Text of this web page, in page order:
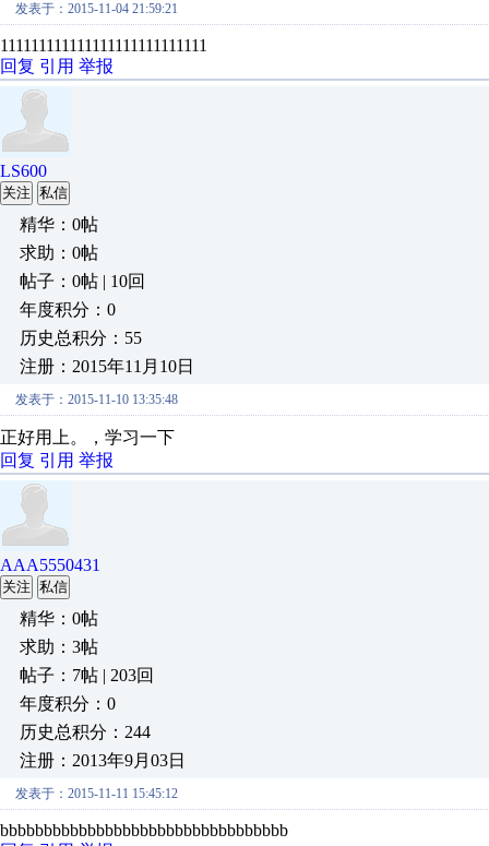
发表于：2015-11-04 21:59:21
111111111111111111111111111
回复 引用 举报
LS600
关注 私信
精华：0帖
求助：0帖
帖子：0帖 | 10回
年度积分：0
历史总积分：55
注册：2015年11月10日
发表于：2015-11-10 13:35:48
正好用上。，学习一下
回复 引用 举报
AAA5550431
关注 私信
精华：0帖
求助：3帖
帖子：7帖 | 203回
年度积分：0
历史总积分：244
注册：2013年9月03日
发表于：2015-11-11 15:45:12
bbbbbbbbbbbbbbbbbbbbbbbbbbbbbbbbb